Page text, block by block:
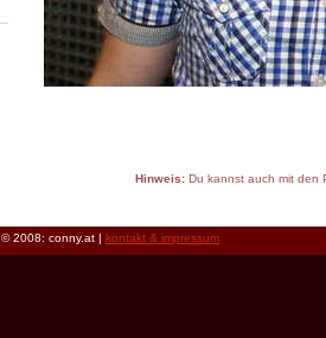
Hinweis:Du kannst auch mit den
© 2008: conny.at | kontakt & impressum